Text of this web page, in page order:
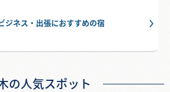
ビジネス・出張におすすめの宿
の人気スポット